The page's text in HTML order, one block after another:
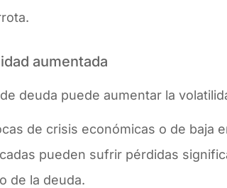
aumentada
deuda puede aumentar la
de crisis económicas o de baja
pueden sufrir pérdidas
de la deuda​.